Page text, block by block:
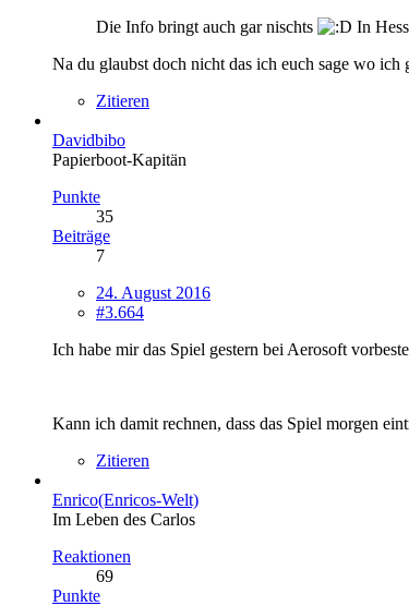
Die Info bringt auch gar nischts
In
Na du glaubst doch nicht das ich euch sage wo ich
Zitieren
Davidbibo
Papierboot-Kapitän
Punkte
35
Beiträge
7
24. August 2016
#3.664
Ich habe mir das Spiel gestern bei Aerosoft
Kann ich damit rechnen, dass das Spiel morgen
Zitieren
Enrico(Enricos-Welt)
Im Leben des Carlos
Reaktionen
69
Punkte